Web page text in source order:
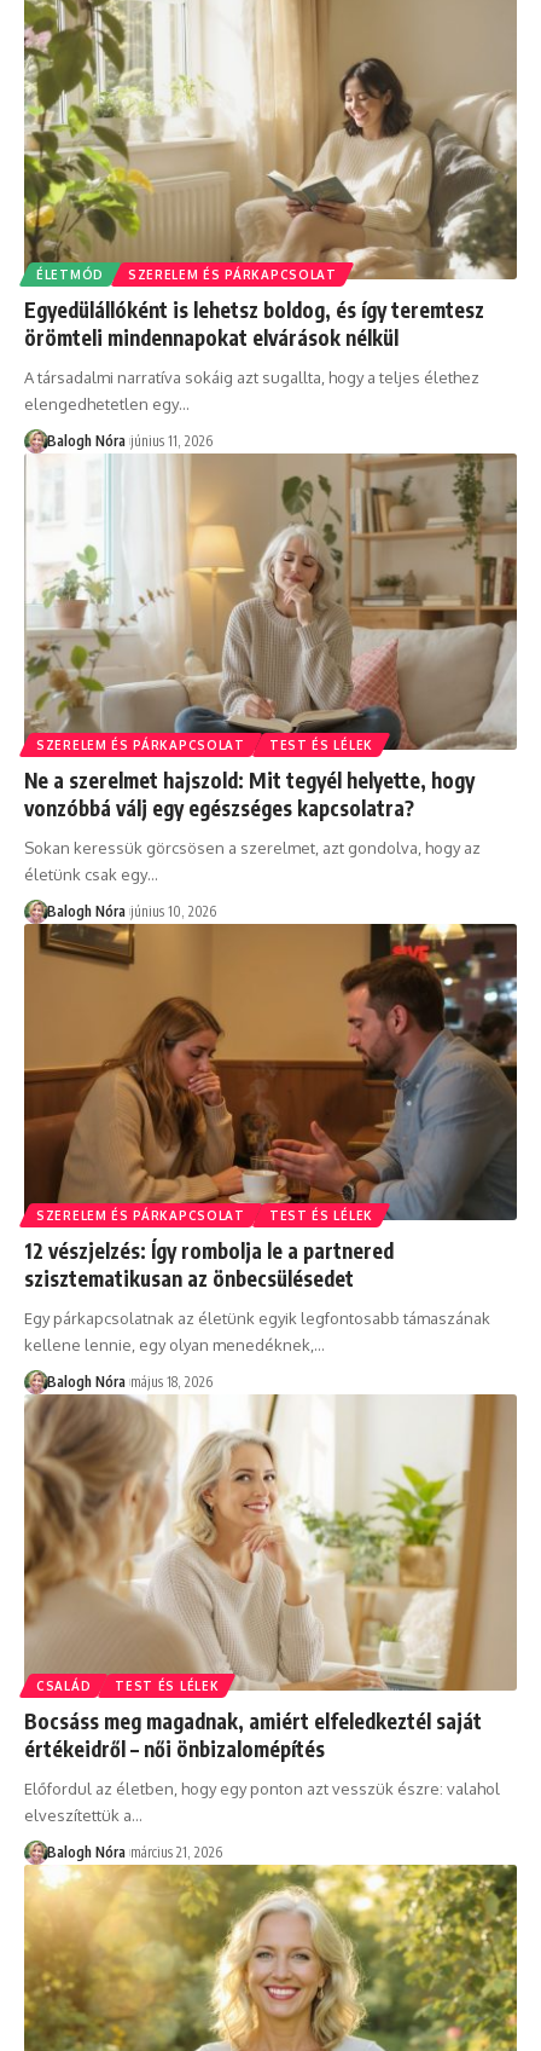
ÉLETMÓD SZERELEM ÉS PÁRKAPCSOLAT
Egyedülállóként is lehetsz boldog, és így teremtesz
örömteli mindennapokat elvárások nélkül
A társadalmi narratíva sokáig azt sugallta, hogy a teljes élethez
elengedhetetlen egy…
Balogh Nóra június 11, 2026
SZERELEM ÉS PÁRKAPCSOLAT TEST ÉS LÉLEK
Ne a szerelmet hajszold: Mit tegyél helyette, hogy
vonzóbbá válj egy egészséges kapcsolatra?
Sokan keressük görcsösen a szerelmet, azt gondolva, hogy az
életünk csak egy…
Balogh Nóra június 10, 2026
SZERELEM ÉS PÁRKAPCSOLAT TEST ÉS LÉLEK
12 vészjelzés: Így rombolja le a partnered
szisztematikusan az önbecsülésedet
Egy párkapcsolatnak az életünk egyik legfontosabb támaszának
kellene lennie, egy olyan menedéknek, …
Balogh Nóra május 18, 2026
CSALÁD TEST ÉS LÉLEK
Bocsáss meg magadnak, amiért elfeledkeztél saját
értékeidről – női önbizalomépítés
Előfordul az életben, hogy egy ponton azt vesszük észre: valahol
elveszítettük a…
Balogh Nóra március 21, 2026